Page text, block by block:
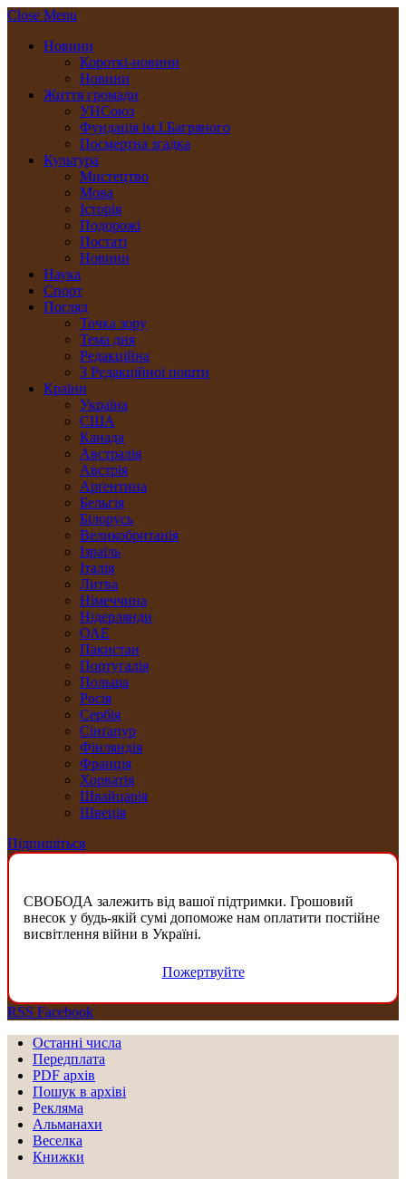
Close Menu
Новини
Короткі-новини
Новини
Життя громади
УНСоюз
Фундація ім.І.Багряного
Посмертна згадка
Культура
Мистецтво
Мова
Історія
Подорожі
Постаті
Новини
Наука
Спорт
Погляд
Точка зору
Тема дня
Редакційна
З Редакційної пошти
Країни
Україна
США
Канада
Австралія
Австрія
Арґентина
Бельгія
Білорусь
Великобританія
Ізраїль
Італія
Литва
Німеччина
Нідерлянди
ОАЕ
Пакистан
Португалія
Польща
Росія
Сербія
Сінґапур
Фінляндія
Франція
Хорватія
Швайцарія
Швеція
Підпишіться
СВОБОДА залежить від вашої підтримки. Грошовий
внесок у будь-якій сумі допоможе нам оплатити постійне
висвітлення війни в Україні.
Пожертвуйте
RSS Facebook
Останні числа
Передплата
PDF aрхів
Пошук в архіві
Рекляма
Альманахи
Веселка
Книжки